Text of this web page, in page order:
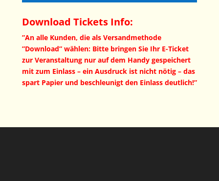
Download Tickets Info:
”An alle Kunden, die als Versandmethode
”Download” wählen: Bitte bringen Sie Ihr E-Ticket
zur Veranstaltung nur auf dem Handy gespeichert
mit zum Einlass – ein Ausdruck ist nicht nötig – das
spart Papier und beschleunigt den Einlass deutlich!”